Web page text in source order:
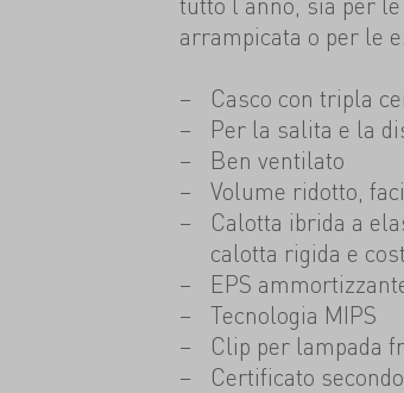
arrampicata o per le
Casco con tripla
Per la salita e la
Ben ventilato
Volume ridotto,
Calotta ibrida a
calotta rigida e
EPS
Tecnologia MIPS
Clip per lampada
Certificato